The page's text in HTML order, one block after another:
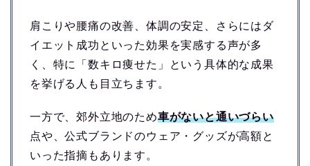
肩こりや腰痛の改善、体調の安定、さらにはダ
イエット成功といった効果を実感する声が多
く、特に「数キロ痩せた」という具体的な成果
を挙げる人も目立ちます。
一方で、郊外立地のため車がないと通いづらい
点や、公式ブランドのウェア・グッズが高額と
いった指摘もあります。